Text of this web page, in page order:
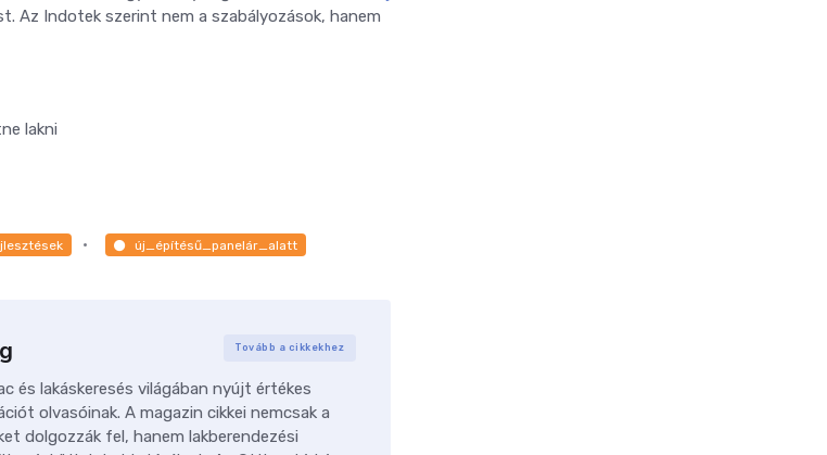
Az Indotek szerint nem a szabályozások, hanem
lakni
új_építésű_panelár_alatt
Tovább a cikkekhez
és lakáskeresés világában nyújt értékes
olvasóinak. A magazin cikkei nemcsak a
dolgozzák fel, hanem lakberendezési